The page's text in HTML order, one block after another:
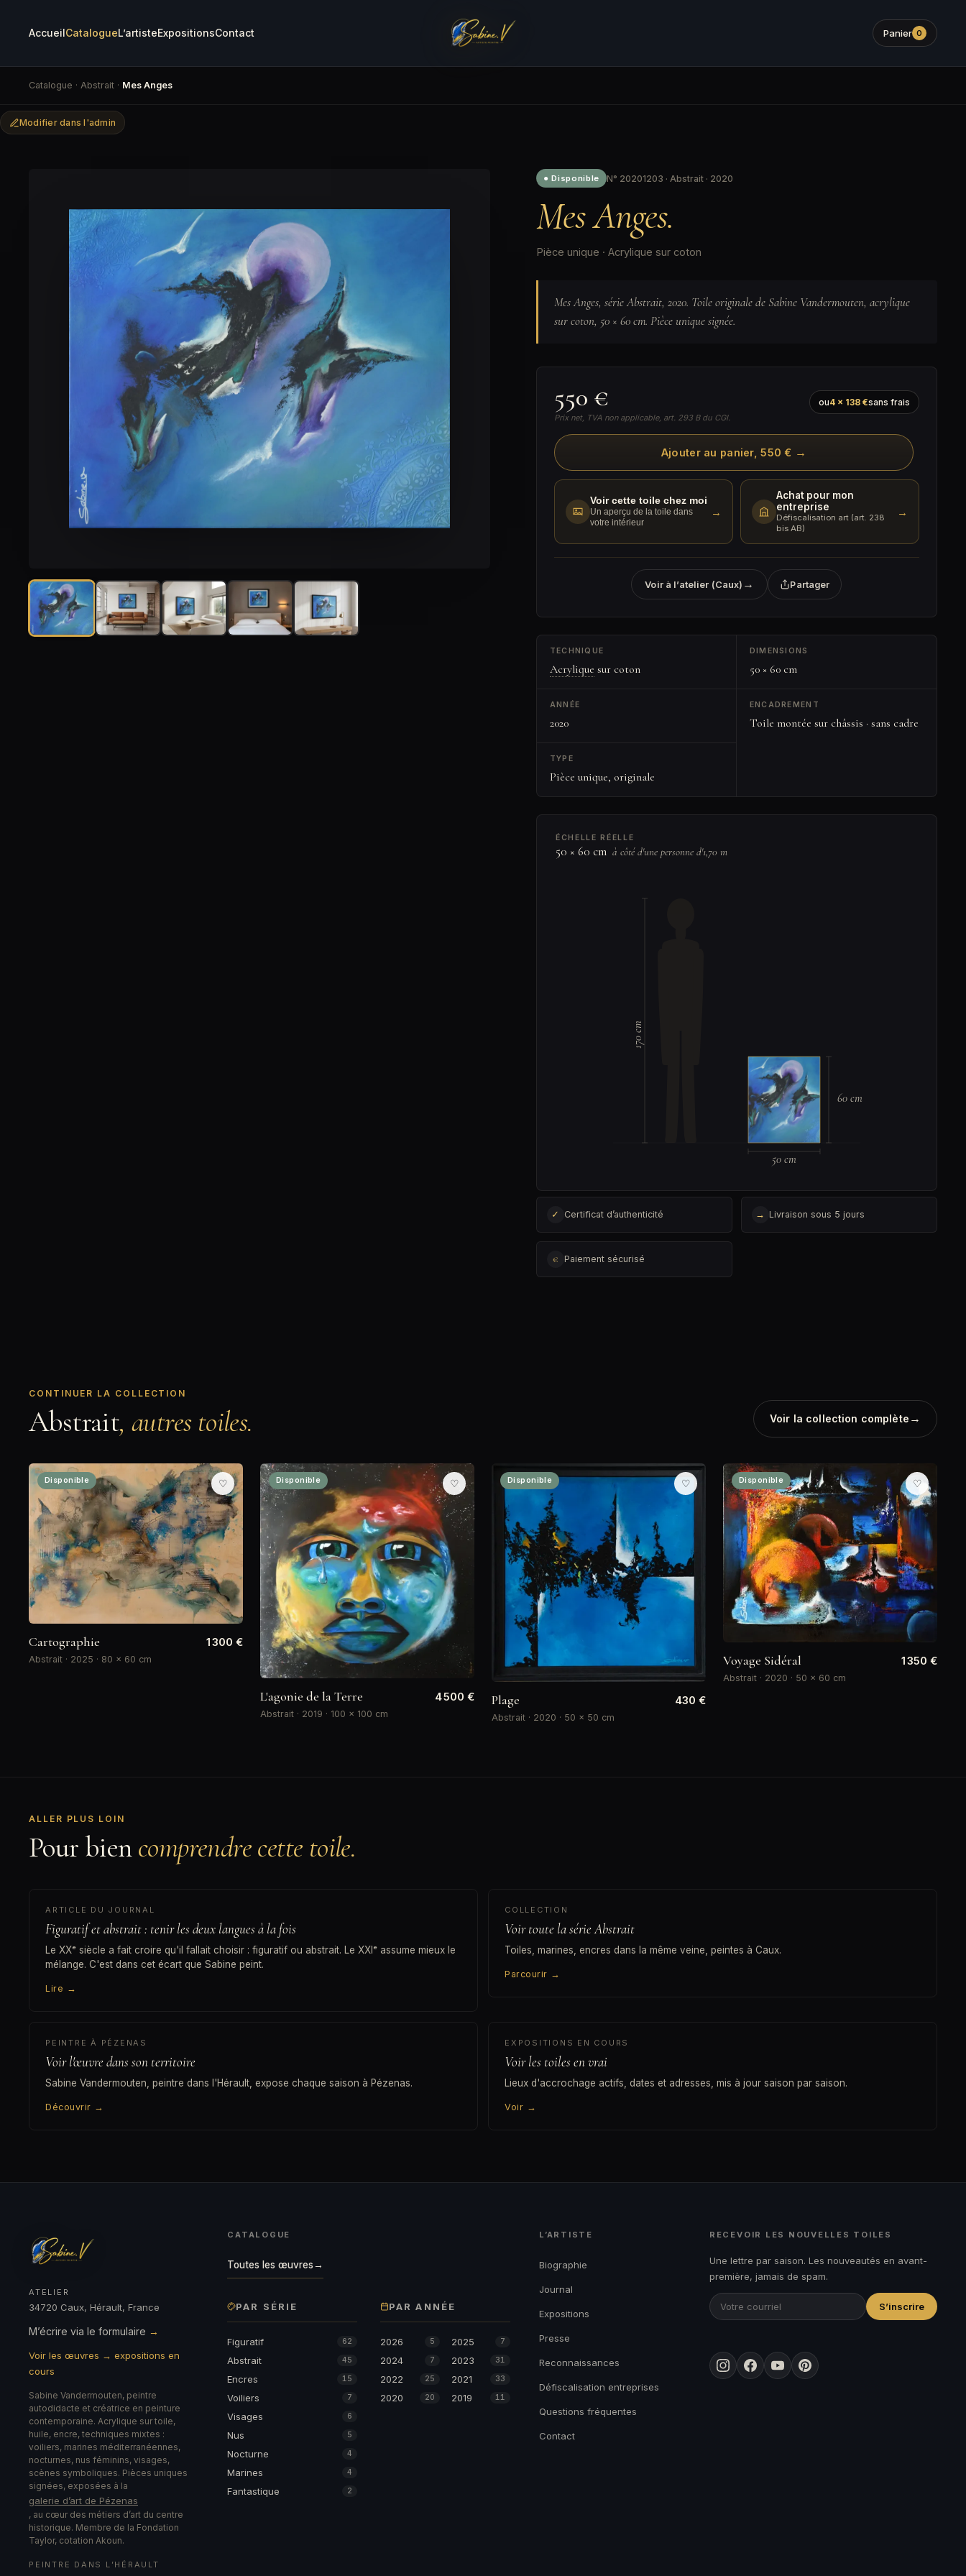
AccueilCatalogueL’artisteExpositionsContact Panier 0
Catalogue · Abstrait · Mes Anges
Modifier dans l'admin
● Disponible N° 20201203 · Abstrait · 2020
Mes Anges.
Pièce unique · Acrylique sur coton
Mes Anges, série Abstrait, 2020. Toile originale de Sabine Vandermouten, acrylique
sur coton, 50 × 60 cm. Pièce unique signée.
550 €
Prix net, TVA non applicable, art. 293 B du CGI.
ou4 × 138 €sans frais
Ajouter au panier, 550 € →
Voir cette toile chez moi
Un aperçu de la toile dans
votre intérieur
→
Achat pour mon
entreprise
Défiscalisation art (art. 238
bis AB)
→
Voir à l’atelier (Caux) → Partager
TECHNIQUE
Acrylique sur coton
DIMENSIONS
50 × 60 cm
ANNÉE
2020
ENCADREMENT
Toile montée sur châssis · sans cadre
TYPE
Pièce unique, originale
ÉCHELLE RÉELLE
50 × 60 cm à côté d'une personne d'1,70 m
50 cm
60 cm
170 cm
✓ Certificat d’authenticité → Livraison sous 5 jours
€ Paiement sécurisé
CONTINUER LA COLLECTION
Abstrait, autres toiles. Voir la collection complète →
Disponible ♡
Cartographie
Abstrait · 2025 · 80 × 60 cm
1 300 €
Disponible ♡
L'agonie de la Terre
Abstrait · 2019 · 100 × 100 cm
4 500 €
Disponible ♡
Plage
Abstrait · 2020 · 50 × 50 cm
430 €
Disponible ♡
Voyage Sidéral
Abstrait · 2020 · 50 × 60 cm
1 350 €
ALLER PLUS LOIN
Pour biencomprendre cette toile.
ARTICLE DU JOURNAL
Figuratif et abstrait : tenir les deux langues à la fois
Le XXᵉ siècle a fait croire qu'il fallait choisir : figuratif ou abstrait. Le XXIᵉ assume mieux le
mélange. C'est dans cet écart que Sabine peint.
Lire →
COLLECTION
Voir toute la série Abstrait
Toiles, marines, encres dans la même veine, peintes à Caux.
Parcourir →
PEINTRE À PÉZENAS
Voir l'œuvre dans son territoire
Sabine Vandermouten, peintre dans l'Hérault, expose chaque saison à Pézenas.
Découvrir →
EXPOSITIONS EN COURS
Voir les toiles en vrai
Lieux d'accrochage actifs, dates et adresses, mis à jour saison par saison.
Voir →
ATELIER
34720 Caux, Hérault, France
M’écrire via le formulaire →
Voir les œuvres → expositions en
cours
Sabine Vandermouten, peintre
autodidacte et créatrice en peinture
contemporaine. Acrylique sur toile,
huile, encre, techniques mixtes :
voiliers, marines méditerranéennes,
nocturnes, nus féminins, visages,
scènes symboliques. Pièces uniques
signées, exposées à la
galerie d’art de Pézenas
, au cœur des métiers d’art du centre
historique. Membre de la Fondation
Taylor, cotation Akoun.
PEINTRE DANS L’HÉRAULT
CATALOGUE
Toutes les œuvres→
PAR SÉRIE
Figuratif 62
Abstrait 45
Encres 15
Voiliers 7
Visages 6
Nus 5
Nocturne 4
Marines 4
Fantastique 2
PAR ANNÉE
2026 5 2025 7
2024 7 2023 31
2022 25 2021 33
2020 20 2019 11
L’ARTISTE
Biographie
Journal
Expositions
Presse
Reconnaissances
Défiscalisation entreprises
Questions fréquentes
Contact
RECEVOIR LES NOUVELLES TOILES
Une lettre par saison. Les nouveautés en avant-
première, jamais de spam.
S’inscrire
InstagramFacebookYouTubePinterest